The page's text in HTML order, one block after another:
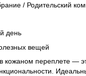
/ Родительский
день
вещей
кожаном переплете —